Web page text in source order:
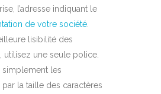
l’adresse indiquant le
de votre société.
lisibilité des
utilisez une seule police.
simplement les
la taille des caractères